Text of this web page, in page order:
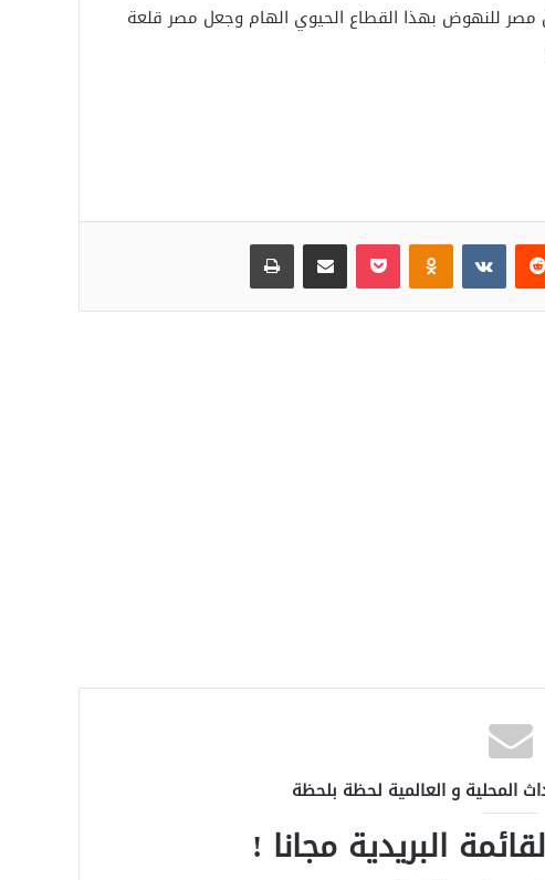
مصر للنهوض بهذا القطاع الحيوي الهام وجعل مصر قلعة
بوكيت
المحلية و العالمية لحظة بلحظة
البريدية مجانا !